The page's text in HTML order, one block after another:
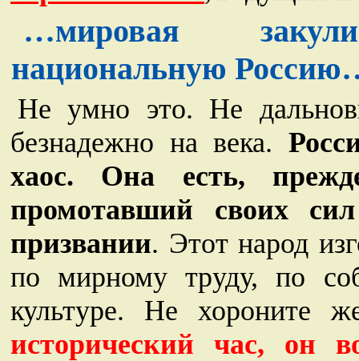
…мировая
национальную
Не умно это. Не
безнадежно на века.
хаос. Она есть,
промотавший своих
призвании. Этот народ
по мирному труду, по
культуре. Не хороните
исторический час, он